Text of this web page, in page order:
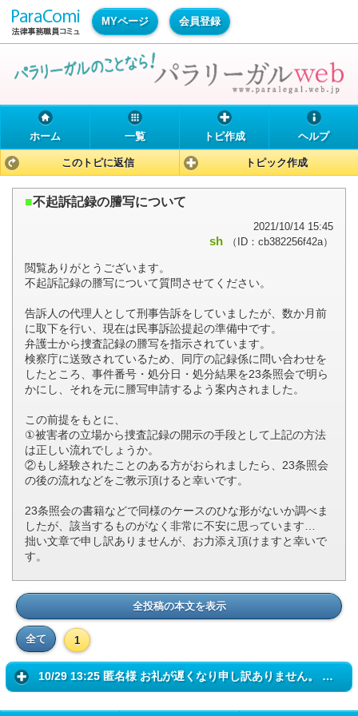
MYページ 会員登録
ホーム 一覧 トピ作成 ヘルプ
このトピに返信 トピック作成
■不起訴記録の謄写について
2021/10/14 15:45
sh （ID：cb382256f42a）
閲覧ありがとうございます。
不起訴記録の謄写について質問させてください。
告訴人の代理人として刑事告訴をしていましたが、数か月前
に取下を行い、現在は民事訴訟提起の準備中です。
弁護士から捜査記録の謄写を指示されています。
検察庁に送致されているため、同庁の記録係に問い合わせを
したところ、事件番号・処分日・処分結果を23条照会で明ら
かにし、それを元に謄写申請するよう案内されました。
この前提をもとに、
①被害者の立場から捜査記録の開示の手段として上記の方法
は正しい流れでしょうか。
②もし経験されたことのある方がおられましたら、23条照会
の後の流れなどをご教示頂けると幸いです。
23条照会の書籍などで同様のケースのひな形がないか調べま
したが、該当するものがなく非常に不安に思っています…
拙い文章で申し訳ありませんが、お力添え頂けますと幸いで
す。
全投稿の本文を表示
全て 1
10/29 13:25 匿名様 お礼が遅くなり申し訳ありません。 ご助言のとおり...